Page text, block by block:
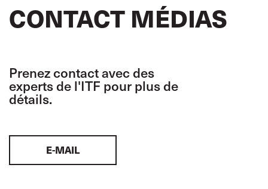
CONTACT MÉDIAS
Prenez contact avec des
experts de l'ITF pour plus de
détails.
E-MAIL